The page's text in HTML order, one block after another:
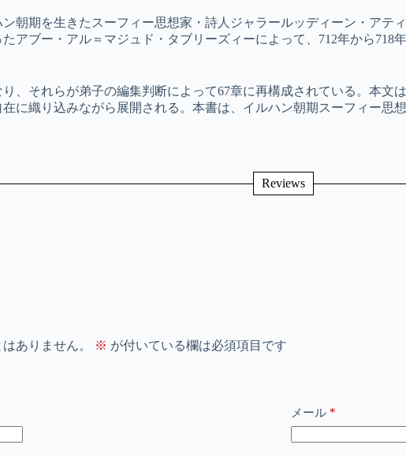
朝期を生きたスーフィー思想家・詩人ジャラールッディーン・アテ
アブー・アル＝マジュド・タブリーズィーによって、712年から718
、それらが弟子の編集判断によって67章に再構成されている。本文
に織り込みながら展開される。本書は、イルハン朝期スーフィー思
Reviews
ありません。
※ が付いている欄は必須項目です
メール *